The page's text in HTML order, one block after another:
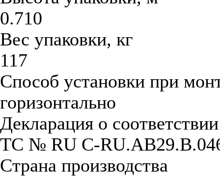
0.710
Вес упаковки, кг
117
Способ установки при
горизонтально
Декларация о
ТС № RU С-
Страна производства